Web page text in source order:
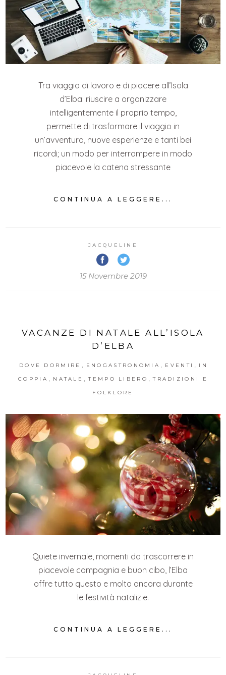
Tra viaggio di lavoro e di piacere all’Isola
d’Elba: riuscire a organizzare
intelligentemente il proprio tempo,
permette di trasformare il viaggio in
un’avventura, nuove esperienze e tanti bei
ricordi; un modo per interrompere in modo
piacevole la catena stressante
CONTINUA A LEGGERE...
JACQUELINE
15 Novembre 2019
VACANZE DI NATALE ALL’ISOLA
D’ELBA
DOVE DORMIRE ENOGASTRONOMIA EVENTI IN
COPPIA NATALE TEMPO LIBERO TRADIZIONI E
FOLKLORE
Quiete invernale, momenti da trascorrere in
piacevole compagnia e buon cibo, l’Elba
offre tutto questo e molto ancora durante
le festività natalizie.
CONTINUA A LEGGERE...